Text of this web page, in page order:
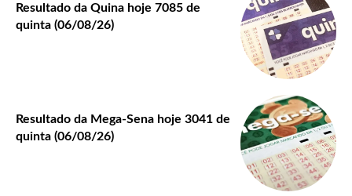
Resultado da Quina hoje 7085 de
quinta (06/08/26)
Resultado da Mega-Sena hoje 3041 de
quinta (06/08/26)